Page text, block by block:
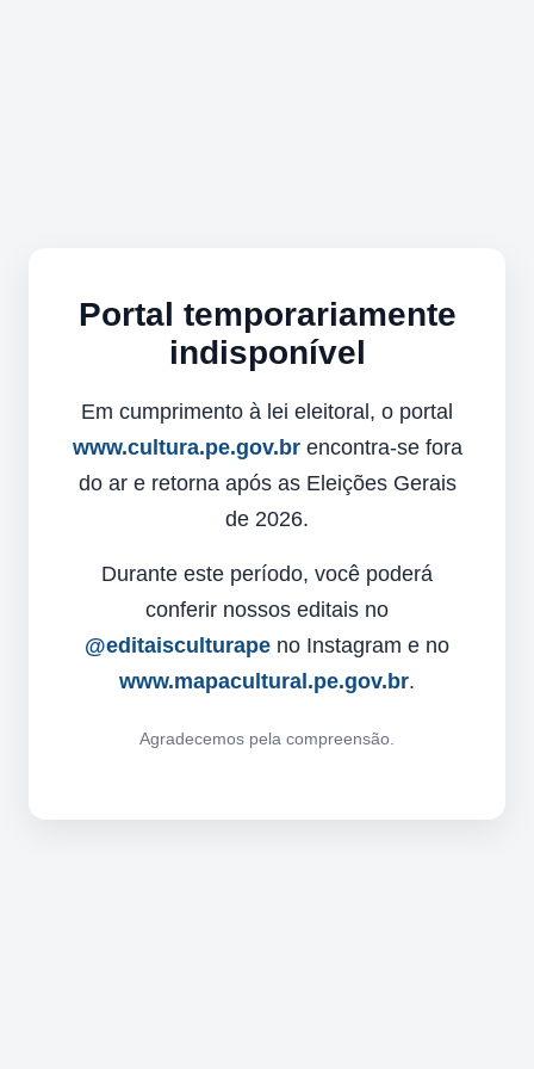
Portal temporariamente
indisponível
Em cumprimento à lei eleitoral, o portal
www.cultura.pe.gov.brencontra-se fora
do ar e retorna após as Eleições Gerais
de 2026.
Durante este período, você poderá
conferir nossos editais no
@editaisculturape no Instagram e no
www.mapacultural.pe.gov.br.
Agradecemos pela compreensão.